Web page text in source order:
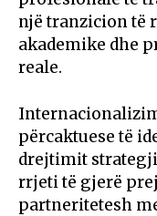
një tranzicion të
akademike dhe
reale.
përcaktuese të
drejtimit
rrjeti të gjerë
partneritetesh